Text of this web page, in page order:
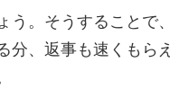
う。そうすることで
分、返事も速くもら